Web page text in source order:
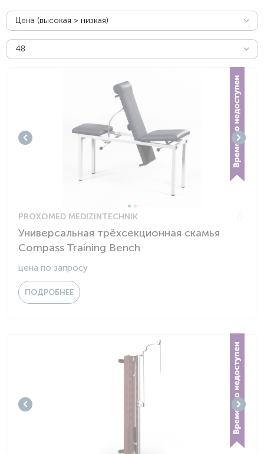
Цена (высокая > низкая)
48
PROXOMED MEDIZINTECHNIK
Универсальная трёхсекционная скамья
Compass Training Bench
цена по запросу
ПОДРОБНЕЕ